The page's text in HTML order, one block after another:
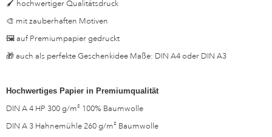
🖌️ hochwertiger Qualitätsdruck
🎨 mit zauberhaften Motiven
🖼 auf Premiumpapier gedruckt
🎁 auch als perfekte Geschenkidee Maße: DIN A4 oder DIN A3
Hochwertiges Papier in Premiumqualität
DIN A 4 HP 300 g/m² 100% Baumwolle
DIN A 3 Hahnemühle 260 g/m² Baumwolle